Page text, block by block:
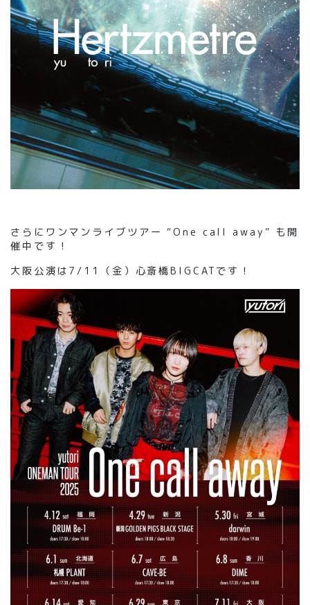
さらにワンマンライブツアー “One call away” も開
催中です！
大阪公演は7/11（金）心斎橋BIGCATです！